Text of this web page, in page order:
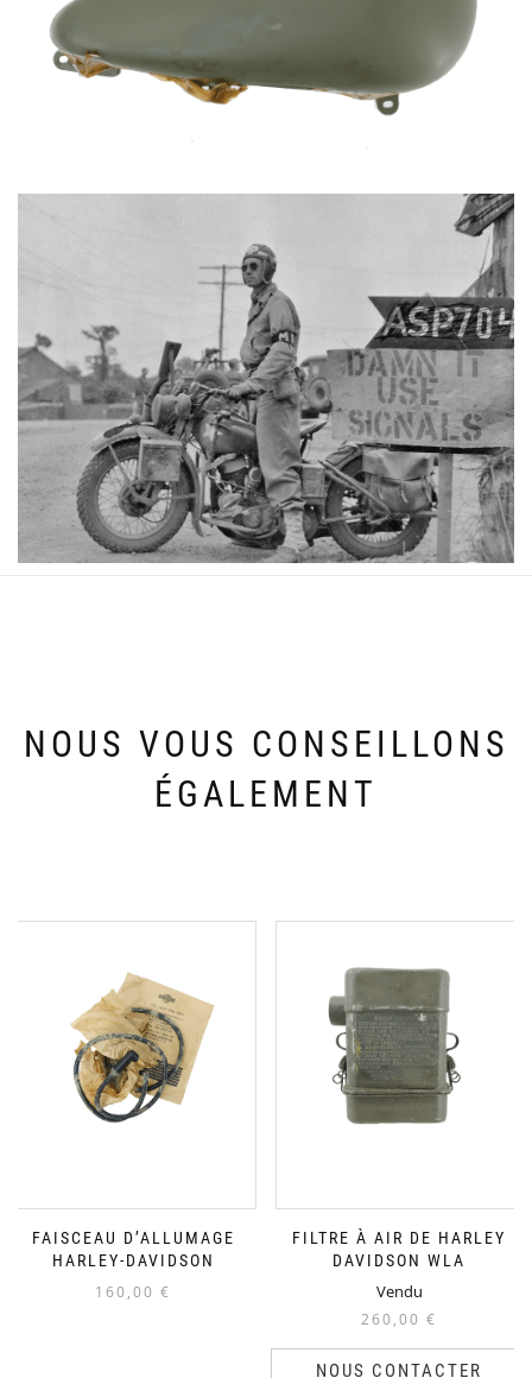
NOUS VOUS CONSEILLONS
ÉGALEMENT
FAISCEAU D’ALLUMAGE
HARLEY-DAVIDSON
160,00 €
FILTRE À AIR DE HARLEY
DAVIDSON WLA
Vendu
260,00 €
NOUS CONTACTER